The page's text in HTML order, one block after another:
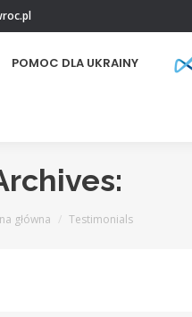
POMOC DLA UKRAINY
tutaj:
główna Testimonials